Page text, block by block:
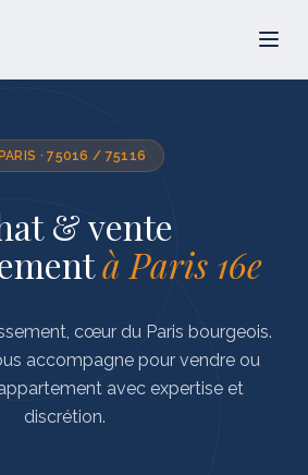
PARIS · 75016 / 75116
& vente
à Paris 16e
cœur du Paris bourgeois.
accompagne pour vendre ou
avec expertise et
discrétion.